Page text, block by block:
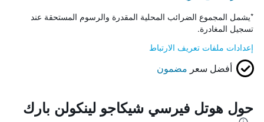
*يشمل المجموع الضرائب المحلية المقدرة والرسوم المستحقة عند
تسجيل المغادرة.
إعدادات ملفات تعريف الارتباط
أفضل سعر مضمون
حول هوتل فيرسي شيكاجو لينكولن بارك